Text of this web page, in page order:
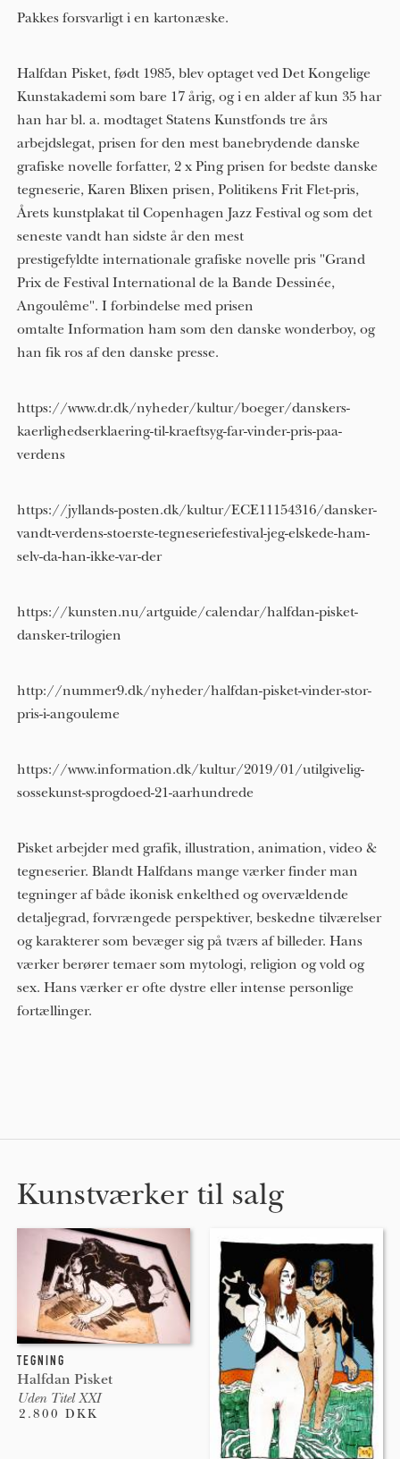
Pakkes forsvarligt i en kartonæske.
Halfdan Pisket, født 1985, blev optaget ved Det Kongelige
Kunstakademi som bare 17 årig, og i en alder af kun 3​5​ har
han har bl. a. modtaget Statens Kunstfonds tre års
arbejdslegat, prisen for den mest banebrydende danske
grafiske novelle forfatter, 2 x Ping prisen for bedste danske
tegneserie, Karen Blixen prisen, Politikens Frit Flet-pris,
Årets kunstplakat til Copenhagen Jazz Festival og som det
seneste vandt han sidste år den mest
prestigefyldte internationale grafiske novelle pris "Grand
Prix de Festival International de la Bande Dessinée,
Angoulême". I forbindelse med prisen
omtalte Information ham som den danske wonderboy, og
han fik ros af den danske presse.
https://www.dr.dk/nyheder/kultur/boeger/danskers-
kaerlighedserklaering-til-kraeftsyg-far-vinder-pris-paa-
verdens
https://jyllands-posten.dk/kultur/ECE11154316/dansker-
vandt-verdens-stoerste-tegneseriefestival-jeg-elskede-ham-
selv-da-han-ikke-var-der
https://kunsten.nu/artguide/calendar/halfdan-pisket-
dansker-trilogien
http://nummer9.dk/nyheder/halfdan-pisket-vinder-stor-
pris-i-angouleme
https://www.information.dk/kultur/2019/01/utilgivelig-
sossekunst-sprogdoed-21-aarhundrede
Pisket arbejder med grafik, illustration, animation, video &
tegneserier. Blandt Halfdans mange værker finder man
tegninger af både ikonisk enkelthed og overvældende
detaljegrad, forvrængede perspektiver, beskedne tilværelser
og karakterer som bevæger sig på tværs af billeder. Hans
værker berører temaer som mytologi, religion og vold og
sex. Hans værker er ofte dystre eller intense personlige
fortællinger.
Kunstværker til salg
TEGNING
Halfdan Pisket
Uden Titel XXI
2.800 DKK